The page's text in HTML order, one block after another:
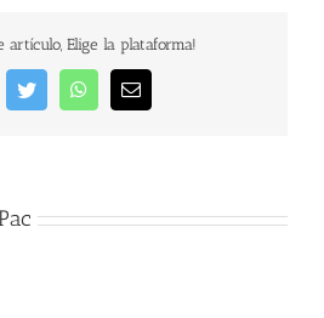
artículo, Elige la plataforma!
TwitterWhatsAppCorreo
electrónico